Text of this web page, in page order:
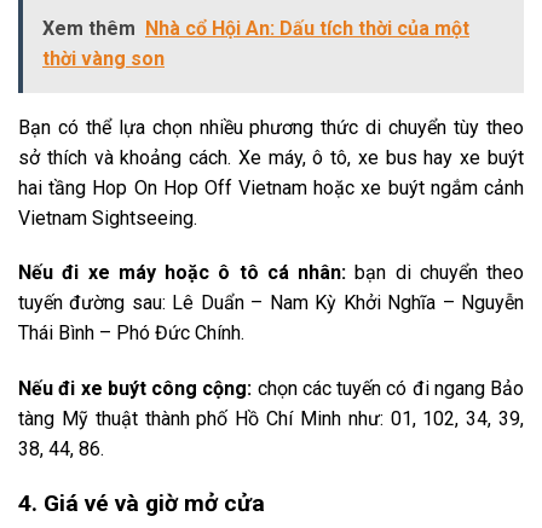
Xem thêm Nhà cổ Hội An: Dấu tích thời của một
thời vàng son
Bạn có thể lựa chọn nhiều phương thức di chuyển tùy theo
sở thích và khoảng cách. Xe máy, ô tô, xe bus hay xe buýt
hai tầng Hop On Hop Off Vietnam hoặc xe buýt ngắm cảnh
Vietnam Sightseeing.
Nếu đi xe máy hoặc ô tô cá nhân: bạn di chuyển theo
tuyến đường sau: Lê Duẩn – Nam Kỳ Khởi Nghĩa – Nguyễn
Thái Bình – Phó Đức Chính.
Nếu đi xe buýt công cộng: chọn các tuyến có đi ngang Bảo
tàng Mỹ thuật thành phố Hồ Chí Minh như: 01, 102, 34, 39,
38, 44, 86.
4. Giá vé và giờ mở cửa